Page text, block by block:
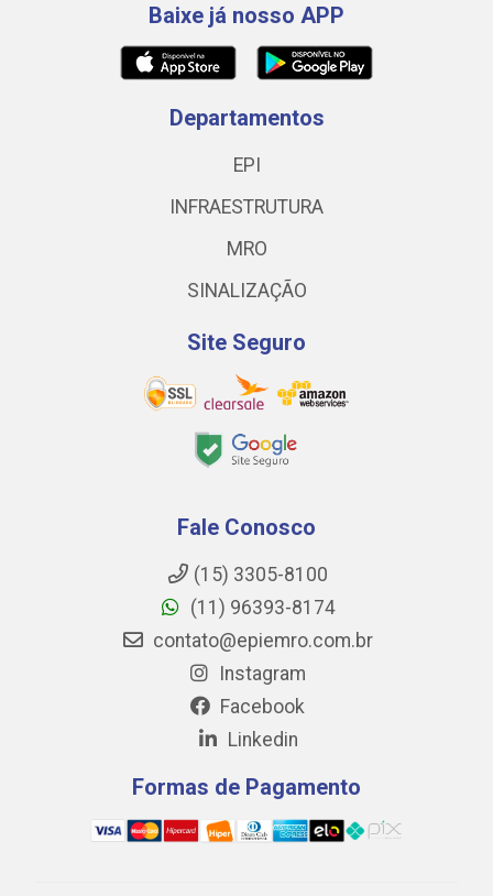
Baixe já nosso APP
Departamentos
EPI
INFRAESTRUTURA
MRO
SINALIZAÇÃO
Site Seguro
Fale Conosco
(15) 3305-8100
(11) 96393-8174
contato@epiemro.com.br
Instagram
Facebook
Linkedin
Formas de Pagamento